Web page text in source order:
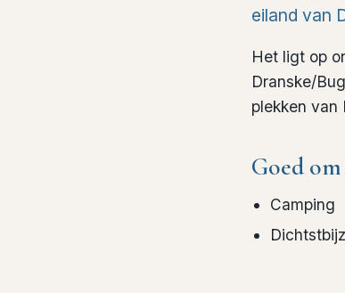
eiland van
Het ligt op
Dranske/
plekken van
Goed
Camping